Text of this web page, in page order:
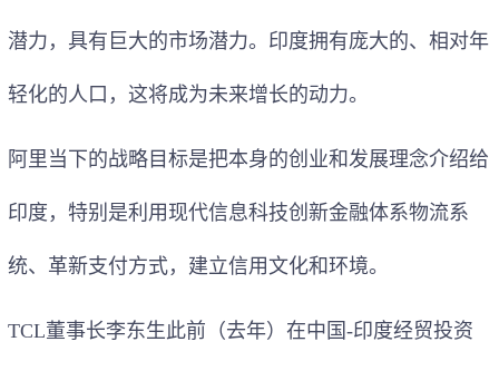
潜力，具有巨大的市场潜力。印度拥有庞大的、相对年
轻化的人口，这将成为未来增长的动力。
阿里当下的战略目标是把本身的创业和发展理念介绍给
印度，特别是利用现代信息科技创新金融体系物流系
统、革新支付方式，建立信用文化和环境。
TCL董事长李东生此前（去年）在中国-印度经贸投资